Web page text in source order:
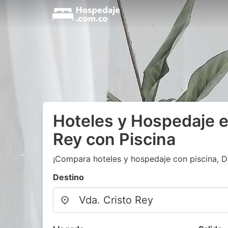
Hoteles y Hospedaje
Rey con Piscina
¡Compara hoteles y hospedaje con piscina,
Destino